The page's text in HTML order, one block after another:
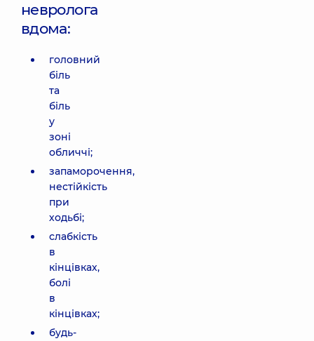
невролога
вдома:
головний
біль
та
біль
у
зоні
обличчі;
запаморочення,
нестійкість
при
ходьбі;
слабкість
в
кінцівках,
болі
в
кінцівках;
будь-